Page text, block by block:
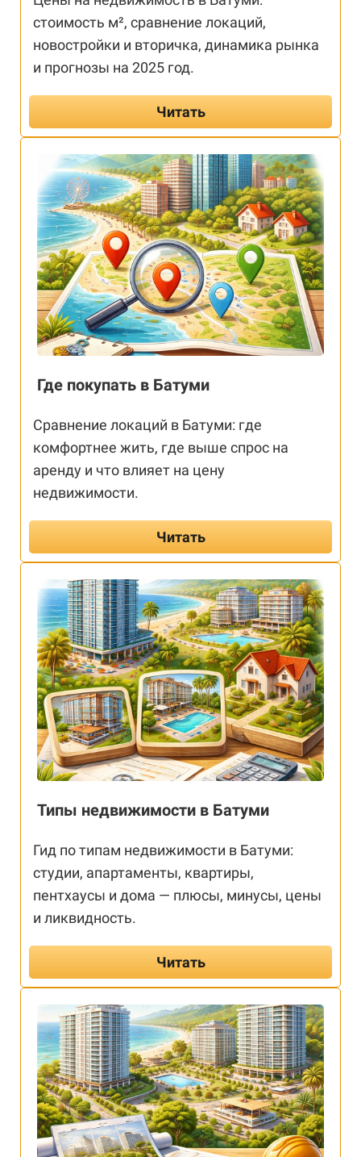
стоимость м², сравнение локаций,
новостройки и вторичка, динамика рынка
и прогнозы на 2025 год.
Читать
Где покупать в Батуми
Сравнение локаций в Батуми: где
комфортнее жить, где выше спрос на
аренду и что влияет на цену
недвижимости.
Читать
Типы недвижимости в Батуми
Гид по типам недвижимости в Батуми:
студии, апартаменты, квартиры,
пентхаусы и дома — плюсы, минусы, цены
и ликвидность.
Читать